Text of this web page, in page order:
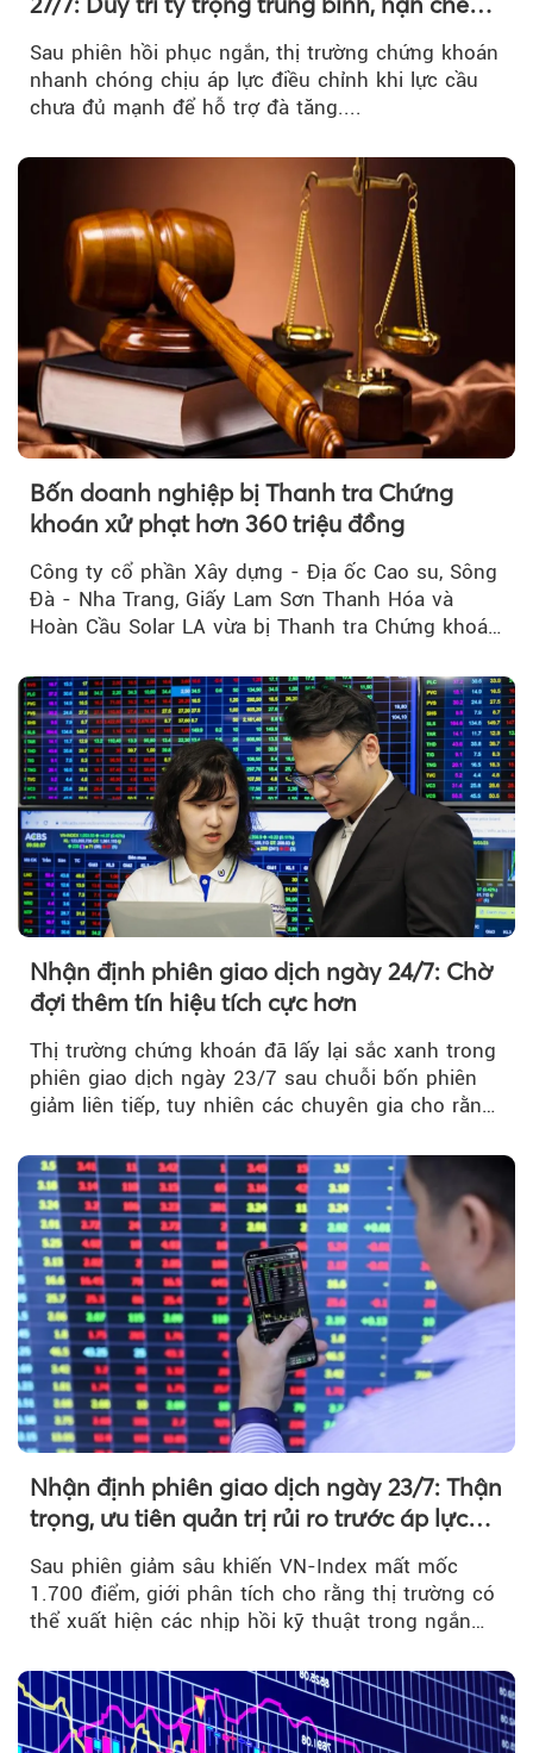
Sau phiên hồi phục ngắn, thị trường chứng khoán
nhanh chóng chịu áp lực điều chỉnh khi lực cầu
chưa đủ mạnh để hỗ trợ đà tăng....
Bốn doanh nghiệp bị Thanh tra Chứng
khoán xử phạt hơn 360 triệu đồng
Công ty cổ phần Xây dựng - Địa ốc Cao su, Sông
Đà - Nha Trang, Giấy Lam Sơn Thanh Hóa và
Hoàn Cầu Solar LA vừa bị Thanh tra Chứng khoán
do vi phạm quy định về công bố thông tin trên
thị trường chứng khoán.
Nhận định phiên giao dịch ngày 24/7: Chờ
đợi thêm tín hiệu tích cực hơn
Thị trường chứng khoán đã lấy lại sắc xanh trong
phiên giao dịch ngày 23/7 sau chuỗi bốn phiên
giảm liên tiếp, tuy nhiên các chuyên gia cho rằng
Nhận định phiên giao dịch ngày 23/7: Thận
trọng, ưu tiên quản trị rủi ro trước áp lực
Sau phiên giảm sâu khiến VN-Index mất mốc
1.700 điểm, giới phân tích cho rằng thị trường có
thể xuất hiện các nhịp hồi kỹ thuật trong ngắn